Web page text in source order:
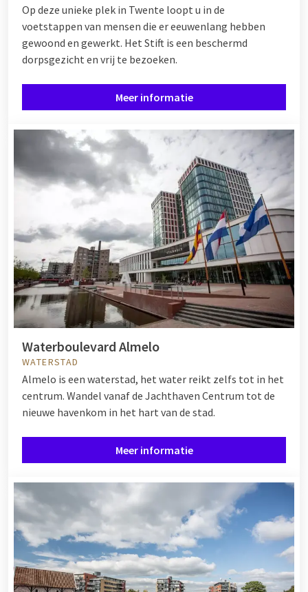
Op deze unieke plek in Twente loopt u in de
voetstappen van mensen die er eeuwenlang hebben
gewoond en gewerkt. Het Stift is een beschermd
dorpsgezicht en vrij te bezoeken.
Meer informatie
Waterboulevard Almelo
WATERSTAD
Almelo is een waterstad, het water reikt zelfs tot in het
centrum. Wandel vanaf de Jachthaven Centrum tot de
nieuwe havenkom in het hart van de stad.
Meer informatie